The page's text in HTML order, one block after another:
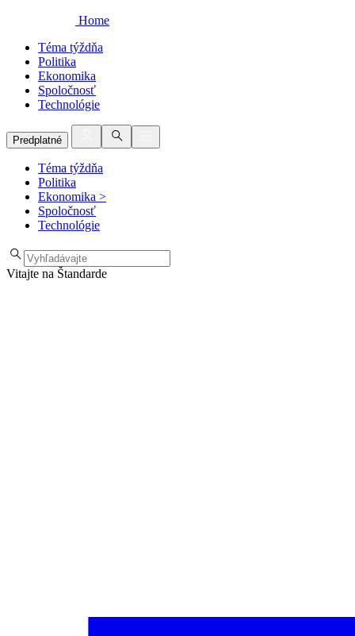
Home
Téma týždňa
Politika
Ekonomika
Spoločnosť
Technológie
Predplatné
Téma týždňa
Politika
Ekonomika >
Spoločnosť
Technológie
Vitajte na Štandarde